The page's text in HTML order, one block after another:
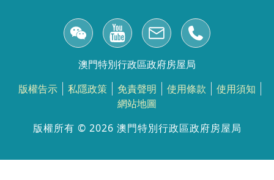
澳門特別行政區政府房屋局
版權告示
私隱政策 免責聲明 使用條款
使用須知
網站地圖
版權所有 ©️ 2026 澳門特別行政區政府房屋局